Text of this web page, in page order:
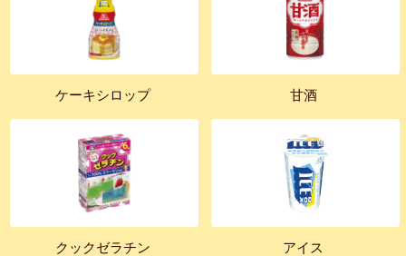
ケーキシロップ 甘酒
クックゼラチン アイス